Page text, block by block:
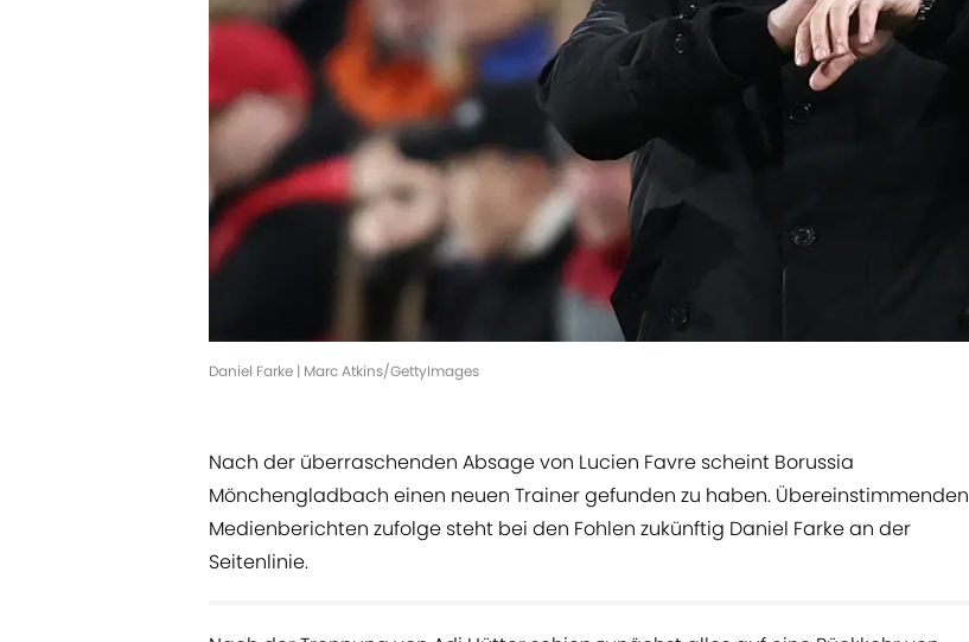
Daniel Farke | Marc Atkins/GettyImages
Nach der überraschenden Absage von Lucien Favre scheint Borussia
Mönchengladbach einen neuen Trainer gefunden zu haben. Übereinstimmenden
Medienberichten zufolge steht bei den Fohlen zukünftig Daniel Farke an der
Seitenlinie.